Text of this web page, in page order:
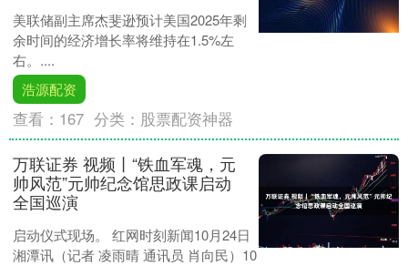
美联储副主席杰斐逊预计美国2025年剩
余时间的经济增长率将维持在1.5%左
右。....
浩源配资
查看： 167 分类： 股票配资神器
万联证券 视频丨“铁血军魂，元
帅风范”元帅纪念馆思政课启动
全国巡演
启动仪式现场。 红网时刻新闻10月24日
湘潭讯（记者 凌雨晴 通讯员 肖向民）10